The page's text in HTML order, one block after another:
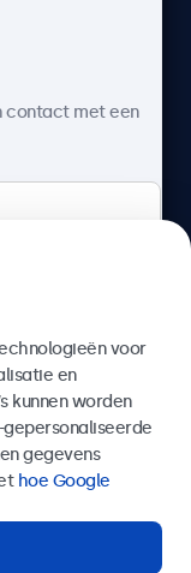
contact met een
voor
en
kunnen worden
gegevens
hoe Google